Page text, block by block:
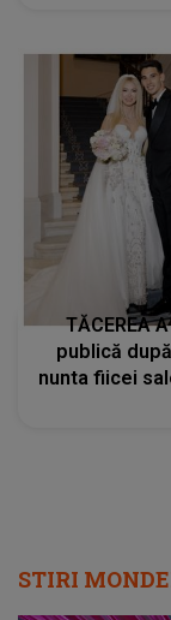
TĂCEREA
publică
nunta fiicei
STIRI